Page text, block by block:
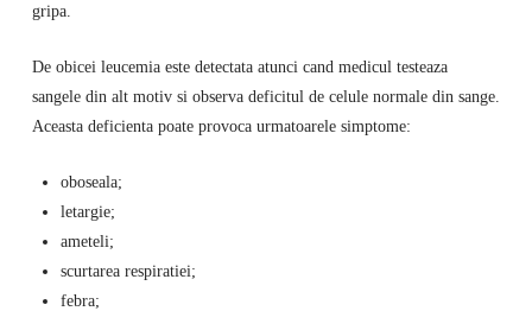
gripa.
De obicei leucemia este detectata atunci cand medicul testeaza
sangele din alt motiv si observa deficitul de celule normale din sange.
Aceasta deficienta poate provoca urmatoarele simptome:
oboseala;
letargie;
ameteli;
scurtarea respiratiei;
febra;